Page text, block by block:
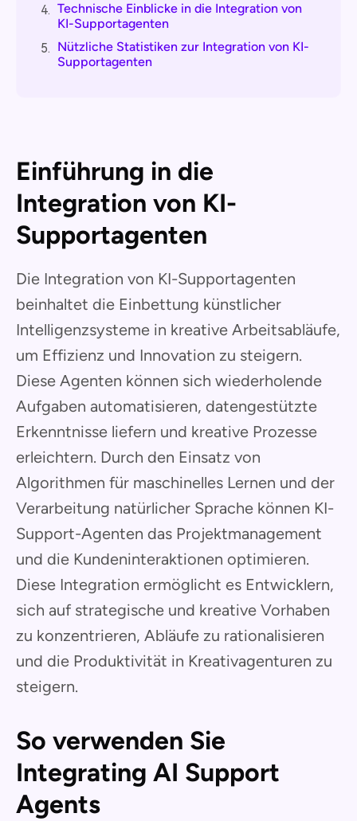
4. Technische Einblicke in die Integration von
KI-Supportagenten
5. Nützliche Statistiken zur Integration von KI-
Supportagenten
Einführung in die
Integration von KI-
Supportagenten
Die Integration von KI-Supportagenten
beinhaltet die Einbettung künstlicher
Intelligenzsysteme in kreative Arbeitsabläufe,
um Effizienz und Innovation zu steigern.
Diese Agenten können sich wiederholende
Aufgaben automatisieren, datengestützte
Erkenntnisse liefern und kreative Prozesse
erleichtern. Durch den Einsatz von
Algorithmen für maschinelles Lernen und der
Verarbeitung natürlicher Sprache können KI-
Support-Agenten das Projektmanagement
und die Kundeninteraktionen optimieren.
Diese Integration ermöglicht es Entwicklern,
sich auf strategische und kreative Vorhaben
zu konzentrieren, Abläufe zu rationalisieren
und die Produktivität in Kreativagenturen zu
steigern.
So verwenden Sie
Integrating AI Support
Agents